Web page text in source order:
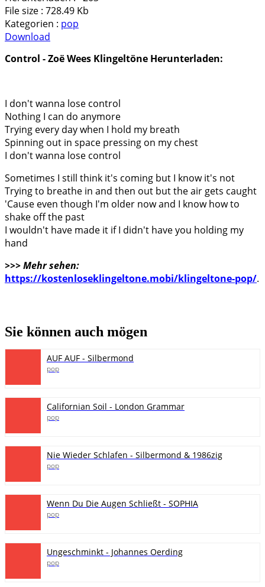
File size : 728.49 Kb
Kategorien : pop
Download
Control - Zoë Wees Klingeltöne Herunterladen:
I don't wanna lose control
Nothing I can do anymore
Trying every day when I hold my breath
Spinning out in space pressing on my chest
I don't wanna lose control
Sometimes I still think it's coming but I know it's not
Trying to breathe in and then out but the air gets caught
'Cause even though I'm older now and I know how to
shake off the past
I wouldn't have made it if I didn't have you holding my
hand
>>> Mehr sehen:
https://kostenloseklingeltone.mobi/klingeltone-pop/.
Sie können auch mögen
AUF AUF - Silbermond
pop
Californian Soil - London Grammar
pop
Nie Wieder Schlafen - Silbermond & 1986zig
pop
Wenn Du Die Augen Schließt - SOPHIA
pop
Ungeschminkt - Johannes Oerding
pop